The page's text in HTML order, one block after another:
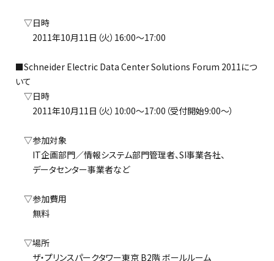
▽日時
2011年10月11日（火）16:00～17:00
■Schneider Electric Data Center Solutions Forum 2011につ
いて
▽日時
2011年10月11日（火）10:00～17:00（受付開始9:00～）
▽参加対象
IT企画部門／情報システム部門管理者、SI事業各社、
データセンター事業者など
▽参加費用
無料
▽場所
ザ・プリンスパークタワー東京 B2階 ボールルーム